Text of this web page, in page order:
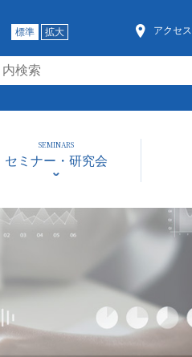
標準 拡大 アクセス
SEMINARS
セミナー・研究会